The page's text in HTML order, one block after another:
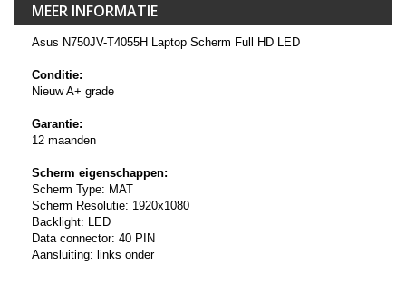
MEER INFORMATIE
Asus N750JV-T4055H Laptop Scherm Full HD LED
Conditie:
Nieuw A+ grade
Garantie:
12 maanden
Scherm eigenschappen:
Scherm Type: MAT
Scherm Resolutie: 1920x1080
Backlight: LED
Data connector: 40 PIN
Aansluiting: links onder